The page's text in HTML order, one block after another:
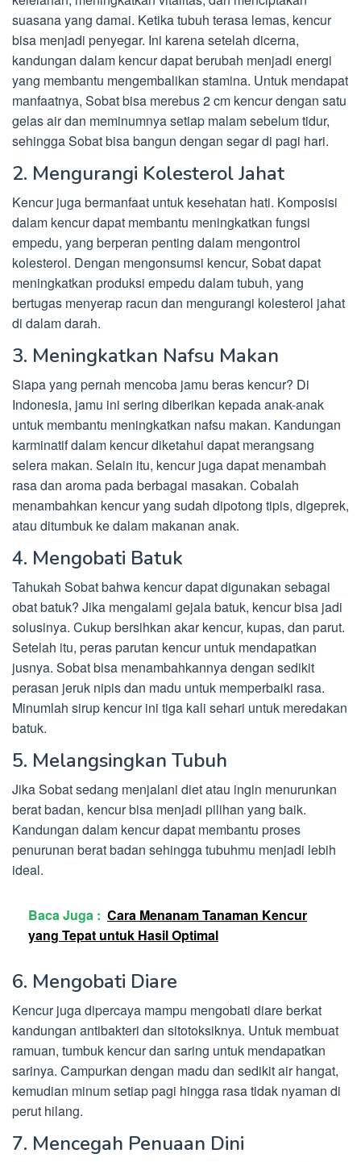
suasana yang damai. Ketika tubuh terasa lemas, kencur
bisa menjadi penyegar. Ini karena setelah dicerna,
kandungan dalam kencur dapat berubah menjadi energi
yang membantu mengembalikan stamina. Untuk mendapat
manfaatnya, Sobat bisa merebus 2 cm kencur dengan satu
gelas air dan meminumnya setiap malam sebelum tidur,
sehingga Sobat bisa bangun dengan segar di pagi hari.
2. Mengurangi Kolesterol Jahat
Kencur juga bermanfaat untuk kesehatan hati. Komposisi
dalam kencur dapat membantu meningkatkan fungsi
empedu, yang berperan penting dalam mengontrol
kolesterol. Dengan mengonsumsi kencur, Sobat dapat
meningkatkan produksi empedu dalam tubuh, yang
bertugas menyerap racun dan mengurangi kolesterol jahat
di dalam darah.
3. Meningkatkan Nafsu Makan
Siapa yang pernah mencoba jamu beras kencur? Di
Indonesia, jamu ini sering diberikan kepada anak-anak
untuk membantu meningkatkan nafsu makan. Kandungan
karminatif dalam kencur diketahui dapat merangsang
selera makan. Selain itu, kencur juga dapat menambah
rasa dan aroma pada berbagai masakan. Cobalah
menambahkan kencur yang sudah dipotong tipis, digeprek,
atau ditumbuk ke dalam makanan anak.
4. Mengobati Batuk
Tahukah Sobat bahwa kencur dapat digunakan sebagai
obat batuk? Jika mengalami gejala batuk, kencur bisa jadi
solusinya. Cukup bersihkan akar kencur, kupas, dan parut.
Setelah itu, peras parutan kencur untuk mendapatkan
jusnya. Sobat bisa menambahkannya dengan sedikit
perasan jeruk nipis dan madu untuk memperbaiki rasa.
Minumlah sirup kencur ini tiga kali sehari untuk meredakan
batuk.
5. Melangsingkan Tubuh
Jika Sobat sedang menjalani diet atau ingin menurunkan
berat badan, kencur bisa menjadi pilihan yang baik.
Kandungan dalam kencur dapat membantu proses
penurunan berat badan sehingga tubuhmu menjadi lebih
ideal.
Baca Juga : Cara Menanam Tanaman Kencur
yang Tepat untuk Hasil Optimal
6. Mengobati Diare
Kencur juga dipercaya mampu mengobati diare berkat
kandungan antibakteri dan sitotoksiknya. Untuk membuat
ramuan, tumbuk kencur dan saring untuk mendapatkan
sarinya. Campurkan dengan madu dan sedikit air hangat,
kemudian minum setiap pagi hingga rasa tidak nyaman di
perut hilang.
7. Mencegah Penuaan Dini